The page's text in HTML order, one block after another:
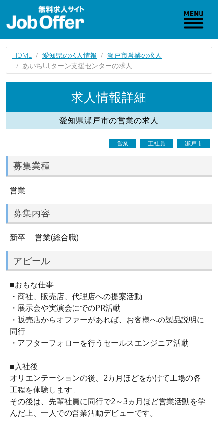
HOME 愛知県の求人情報
瀬戸市営業の求人
あいちUIJターン支援センターの求人
求人情報詳細
愛知県瀬戸市の営業の求人
営業 正社員 瀬戸市
募集業種
営業
募集内容
新卒 営業(総合職)
アピール
■おもな仕事
・商社、販売店、代理店への提案活動
・展示会や実演会にでのPR活動
・販売店からオファーがあれば、お客様への製品説明に
同行
・アフターフォローを行うセールスエンジニア活動
■入社後
オリエンテーションの後、2カ月ほどをかけて工場の各
工程を体験します。
その後は、先輩社員に同行で2～3ヵ月ほど営業活動を学
んだ上、一人での営業活動デビューです。